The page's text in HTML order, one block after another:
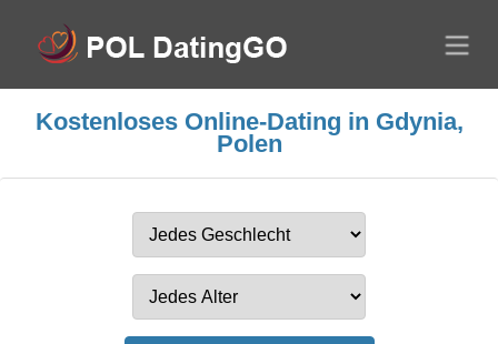
Kostenloses Online-Dating in Gdynia,
Polen